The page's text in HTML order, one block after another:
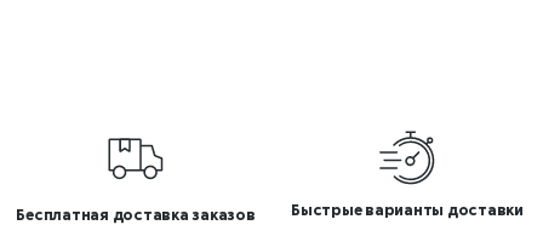
Бесплатная доставка заказов
Быстрые варианты доставки